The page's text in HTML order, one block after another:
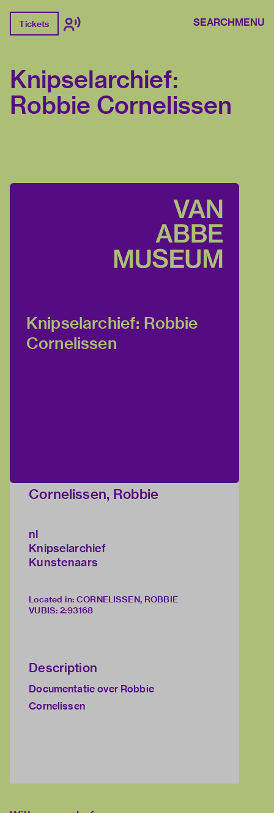
Tickets SEARCHMENU
Knipselarchief:
Robbie Cornelissen
Knipselarchief: Robbie
Cornelissen
Cornelissen, Robbie
nl
Knipselarchief
Kunstenaars
Located in: CORNELISSEN, ROBBIE
VUBIS: 2:93168
Description
Documentatie over Robbie
Cornelissen